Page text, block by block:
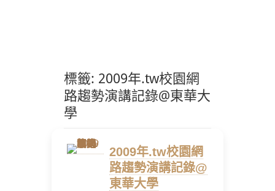
標籤: 2009年.tw校園網
路趨勢演講記錄@東華大
學
2009年.tw校園網
路趨勢演講記錄@
東華大學